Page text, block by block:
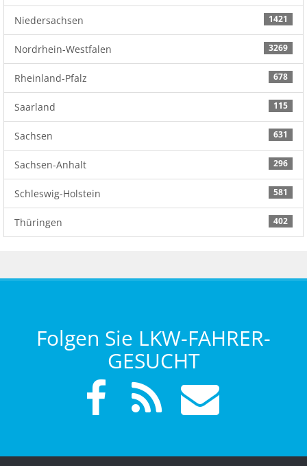
1421
Niedersachsen
3269
Nordrhein-Westfalen
678
Rheinland-Pfalz
115
Saarland
631
Sachsen
296
Sachsen-Anhalt
581
Schleswig-Holstein
402
Thüringen
Folgen Sie LKW-FAHRER-
GESUCHT